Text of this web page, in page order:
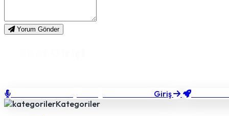
Yorum Gönder
Giriş
Kategoriler